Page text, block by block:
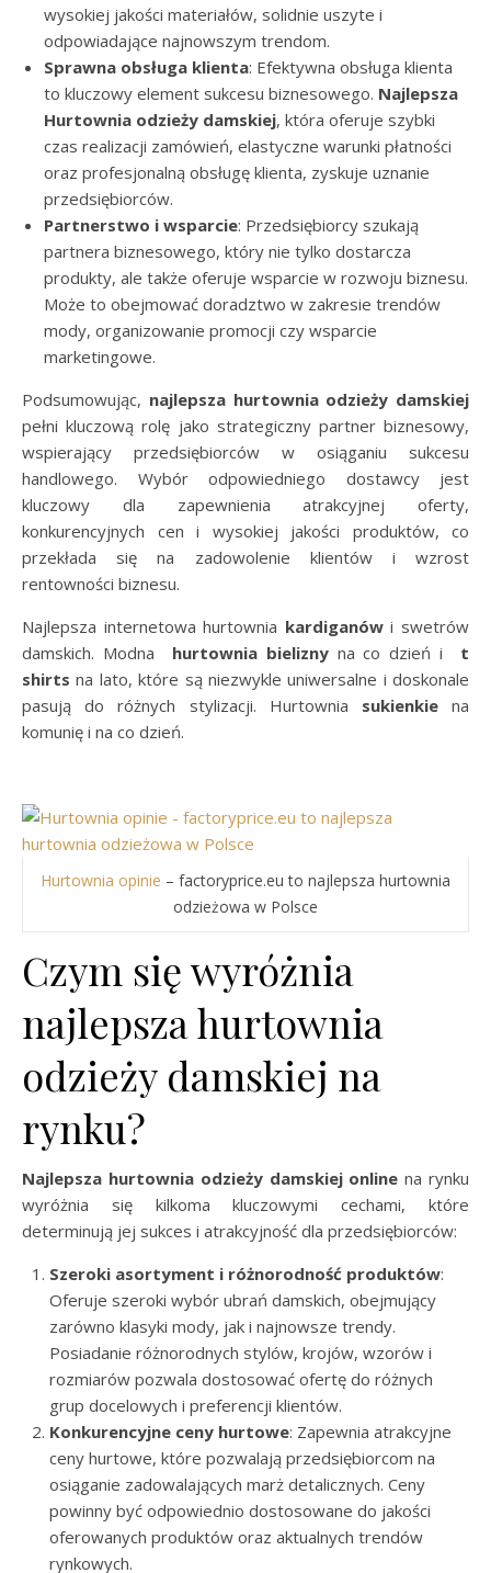
wysokiej jakości materiałów, solidnie uszyte i
odpowiadające najnowszym trendom.
Sprawna obsługa klienta: Efektywna obsługa klienta
to kluczowy element sukcesu biznesowego. Najlepsza
Hurtownia odzieży damskiej, która oferuje szybki
czas realizacji zamówień, elastyczne warunki płatności
oraz profesjonalną obsługę klienta, zyskuje uznanie
przedsiębiorców.
Partnerstwo i wsparcie: Przedsiębiorcy szukają
partnera biznesowego, który nie tylko dostarcza
produkty, ale także oferuje wsparcie w rozwoju biznesu.
Może to obejmować doradztwo w zakresie trendów
mody, organizowanie promocji czy wsparcie
marketingowe.
Podsumowując, najlepsza hurtownia odzieży damskiej
pełni kluczową rolę jako strategiczny partner biznesowy,
wspierający przedsiębiorców w osiąganiu sukcesu
handlowego. Wybór odpowiedniego dostawcy jest
kluczowy dla zapewnienia atrakcyjnej oferty,
konkurencyjnych cen i wysokiej jakości produktów, co
przekłada się na zadowolenie klientów i wzrost
rentowności biznesu.
Najlepsza internetowa hurtownia kardiganówi swetrów
damskich. Modna hurtownia bieliznyna co dzień i t
shirts na lato, które są niezwykle uniwersalne i doskonale
pasują do różnych stylizacji. Hurtownia sukienkiena
komunię i na co dzień.
Hurtownia opinie – factoryprice.eu to najlepsza hurtownia
odzieżowa w Polsce
Czym się wyróżnia
najlepsza hurtownia
odzieży damskiej na
rynku?
Najlepsza hurtownia odzieży damskiej online na rynku
wyróżnia się kilkoma kluczowymi cechami, które
determinują jej sukces i atrakcyjność dla przedsiębiorców:
Szeroki asortyment i różnorodność produktów:
Oferuje szeroki wybór ubrań damskich, obejmujący
zarówno klasyki mody, jak i najnowsze trendy.
Posiadanie różnorodnych stylów, krojów, wzorów i
rozmiarów pozwala dostosować ofertę do różnych
grup docelowych i preferencji klientów.
Konkurencyjne ceny hurtowe: Zapewnia atrakcyjne
ceny hurtowe, które pozwalają przedsiębiorcom na
osiąganie zadowalających marż detalicznych. Ceny
powinny być odpowiednio dostosowane do jakości
oferowanych produktów oraz aktualnych trendów
rynkowych.